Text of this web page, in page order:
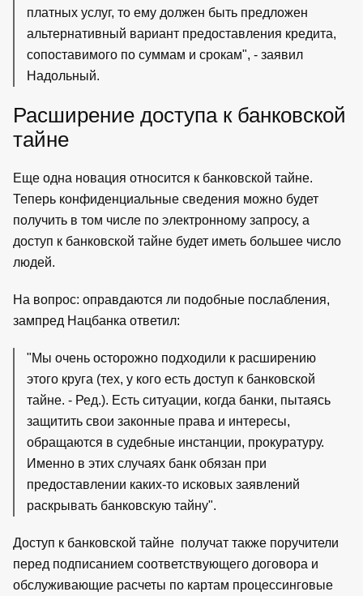
платных услуг, то ему должен быть предложен
альтернативный вариант предоставления кредита,
сопоставимого по суммам и срокам", - заявил
Надольный.
Расширение доступа к банковской
тайне
Еще одна новация относится к банковской тайне.
Теперь конфиденциальные сведения можно будет
получить в том числе по электронному запросу, а
доступ к банковской тайне будет иметь большее число
людей.
На вопрос: оправдаются ли подобные послабления,
зампред Нацбанка ответил:
"Мы очень осторожно подходили к расширению
этого круга (тех, у кого есть доступ к банковской
тайне. - Ред.). Есть ситуации, когда банки, пытаясь
защитить свои законные права и интересы,
обращаются в судебные инстанции, прокуратуру.
Именно в этих случаях банк обязан при
предоставлении каких-то исковых заявлений
раскрывать банковскую тайну".
Доступ к банковской тайне получат также поручители
перед подписанием соответствующего договора и
обслуживающие расчеты по картам процессинговые